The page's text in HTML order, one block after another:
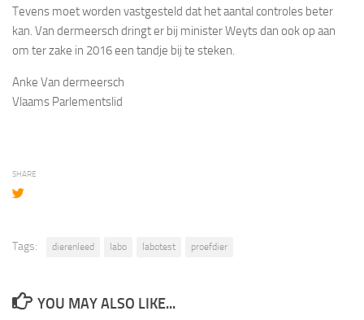
Tevens moet worden vastgesteld dat het aantal controles beter
kan. Van dermeersch dringt er bij minister Weyts dan ook op aan
om ter zake in 2016 een tandje bij te steken.
Anke Van dermeersch
Vlaams Parlementslid
SHARE
Tags: dierenleed labo labotest proefdier
YOU MAY ALSO LIKE...